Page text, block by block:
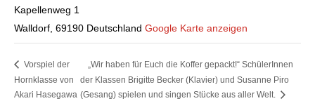
Kapellenweg 1
Walldorf 69190 Deutschland Google Karte anzeigen
Vorspiel der
Hornklasse von
Akari Hasegawa
„Wir haben für Euch die Koffer gepackt!“ SchülerInnen
der Klassen Brigitte Becker (Klavier) und Susanne Piro
(Gesang) spielen und singen Stücke aus aller Welt.